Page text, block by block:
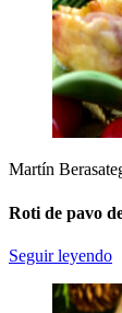
Martín
Roti de pavo
Seguir leyendo